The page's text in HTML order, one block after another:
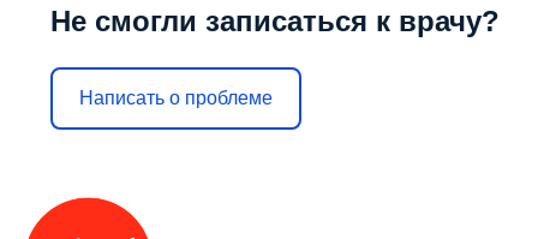
Не смогли записаться к врачу?
Написать о проблеме